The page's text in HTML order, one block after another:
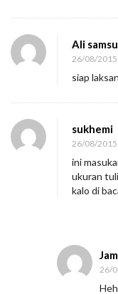
Ali
26/08/2015
siap
sukhemi
26/08/2015
ini
ukuran
kalo di
26/